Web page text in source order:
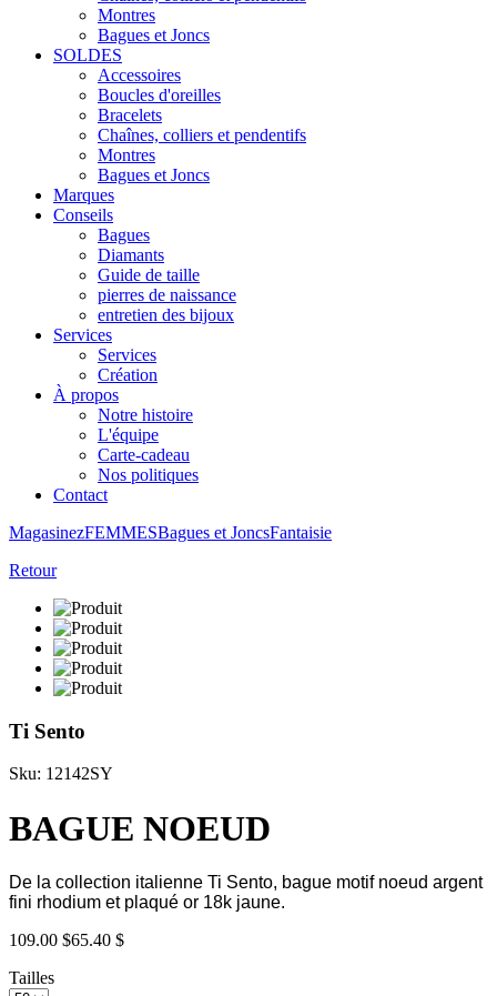
Montres
Bagues et Joncs
SOLDES
Accessoires
Boucles d'oreilles
Bracelets
Chaînes, colliers et pendentifs
Montres
Bagues et Joncs
Marques
Conseils
Bagues
Diamants
Guide de taille
pierres de naissance
entretien des bijoux
Services
Services
Création
À propos
Notre histoire
L'équipe
Carte-cadeau
Nos politiques
Contact
MagasinezFEMMESBagues et JoncsFantaisie
Retour
Ti Sento
Sku: 12142SY
BAGUE NOEUD
De la collection italienne Ti Sento, bague motif noeud argent
fini rhodium et plaqué or 18k jaune.
109.00 $65.40 $
Tailles